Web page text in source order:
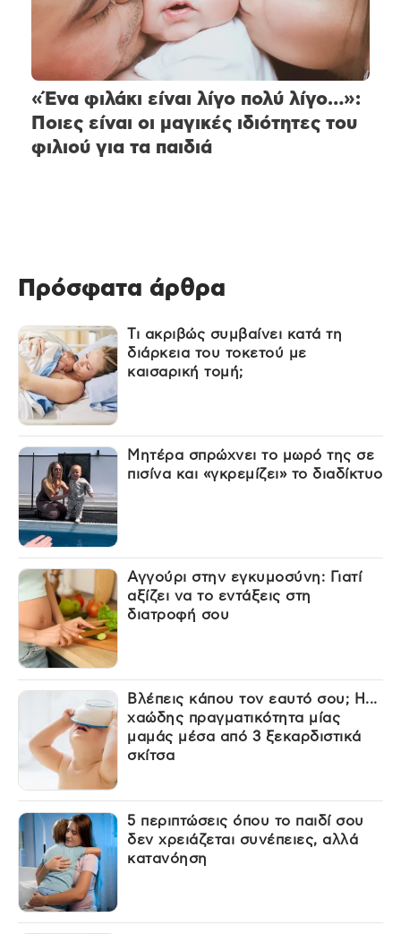
«Ένα φιλάκι είναι λίγο πολύ λίγο…»:
Ποιες είναι οι μαγικές ιδιότητες του
φιλιού για τα παιδιά
Πρόσφατα άρθρα
Τι ακριβώς συμβαίνει κατά τη
διάρκεια του τοκετού με
καισαρική τομή;
Μητέρα σπρώχνει το μωρό της σε
πισίνα και «γκρεμίζει» το διαδίκτυο
Αγγούρι στην εγκυμοσύνη: Γιατί
αξίζει να το εντάξεις στη
διατροφή σου
Βλέπεις κάπου τον εαυτό σου; Η...
χαώδης πραγματικότητα μίας
μαμάς μέσα από 3 ξεκαρδιστικά
σκίτσα
5 περιπτώσεις όπου το παιδί σου
δεν χρειάζεται συνέπειες, αλλά
κατανόηση